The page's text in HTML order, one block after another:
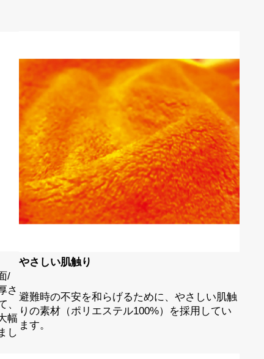
やさしい肌触り
/
さ
、
幅
し
避難時の不安を和らげるために、やさしい肌触
りの素材（ポリエステル100%）を採用してい
ます。